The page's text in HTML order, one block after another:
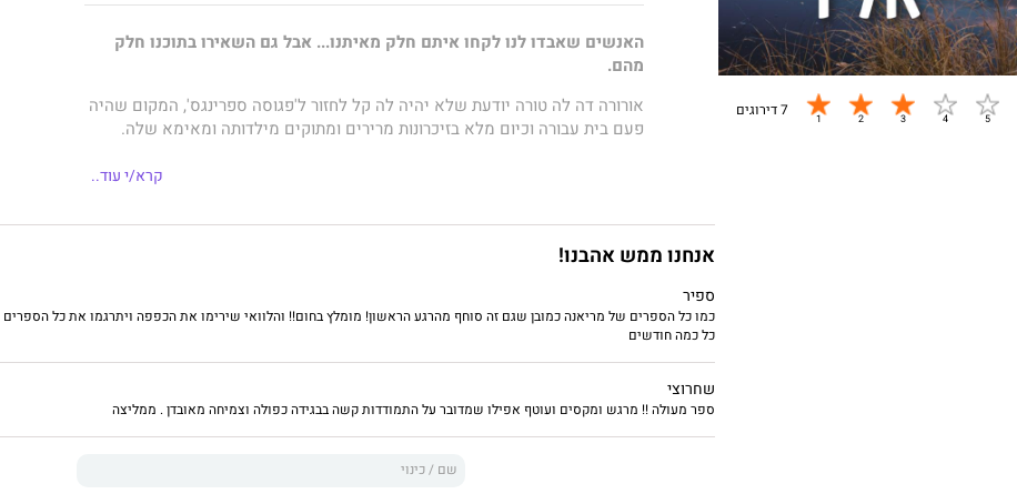
7 דירוגים
האנשים שאבדו לנו לקחו איתם חלק מאיתנו... אבל גם השאירו בתוכנו חלק
מהם.
אורורה דה לה טורה יודעת שלא יהיה לה קל לחזור ל'פגוסה ספרינגס', המקום שהיה
פעם בית עבורה וכיום מלא בזיכרונות מרירים ומתוקים מילדותה ומאימא שלה.
והסתתרות בעיירה קטנה בהרים הן התרופה המושלמת לליבה השבור.
אלא שטוביאס רודס הוא לא זה שהשכיר לה את הדירה, אלא בנו המתבגר, איימוס.
אורורה החייכנית והעליזה מצליחה לאט ובעקביות לפרוץ את החומות שהקים סביבו.
במהלך טיולים ארוכים בטבע ושיחות לאור המדורה פורחת בין השניים ידידות
אמיצה שהופכת לאהבה של פעם בחיים.
קרא/י עוד..
אנחנו ממש אהבנו!
ספיר
כמו כל הספרים של מריאנה כמובן שגם זה סוחף מהרגע הראשון! מומלץ בחום!! והלוואי שירימו את הכפפה ויתרגמו את כל
כל כמה חודשים
שחרוצי
ספר מעולה !! מרגש ומקסים ועוטף אפילו שמדובר על התמודדות קשה בבגידה כפולה וצמיחה מאובדן . ממליצה